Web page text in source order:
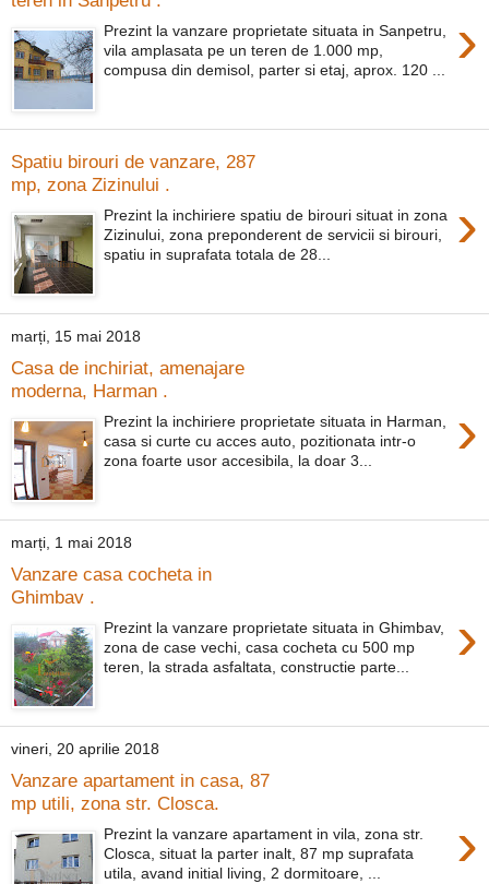
›
Prezint la vanzare proprietate situata in Sanpetru,
vila amplasata pe un teren de 1.000 mp,
compusa din demisol, parter si etaj, aprox. 120 ...
Spatiu birouri de vanzare, 287
mp, zona Zizinului .
›
Prezint la inchiriere spatiu de birouri situat in zona
Zizinului, zona preponderent de servicii si birouri,
spatiu in suprafata totala de 28...
marți, 15 mai 2018
Casa de inchiriat, amenajare
moderna, Harman .
›
Prezint la inchiriere proprietate situata in Harman,
casa si curte cu acces auto, pozitionata intr-o
zona foarte usor accesibila, la doar 3...
marți, 1 mai 2018
Vanzare casa cocheta in
Ghimbav .
›
Prezint la vanzare proprietate situata in Ghimbav,
zona de case vechi, casa cocheta cu 500 mp
teren, la strada asfaltata, constructie parte...
vineri, 20 aprilie 2018
Vanzare apartament in casa, 87
mp utili, zona str. Closca.
›
Prezint la vanzare apartament in vila, zona str.
Closca, situat la parter inalt, 87 mp suprafata
utila, avand initial living, 2 dormitoare, ...